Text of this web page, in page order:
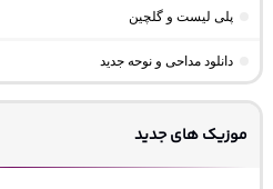
پلی لیست و گلچین
دانلود مداحی و نوحه جدید
موزیک های جدید